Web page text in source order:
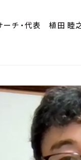
ーチ・代表 植田 睦